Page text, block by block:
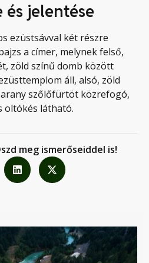
és jelentése
ezüstsávval két részre
a címer, melynek felső,
zöld színű domb között
áll, alsó, zöld
szőlőfürtöt közrefogó,
oltókés látható.
meg ismerőseiddel is!